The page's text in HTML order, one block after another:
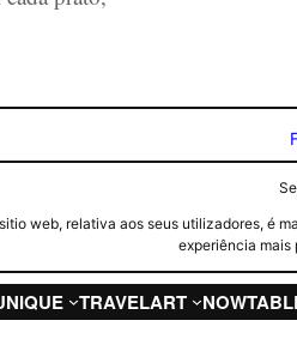
web, relativa aos seus utilizadores, é
experiência mais
TRAVELART NOW